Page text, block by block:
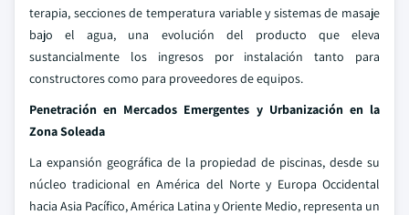
terapia, secciones de temperatura variable y sistemas de masaje
bajo el agua, una evolución del producto que eleva
sustancialmente los ingresos por instalación tanto para
constructores como para proveedores de equipos.
Penetración en Mercados Emergentes y Urbanización en la
Zona Soleada
La expansión geográfica de la propiedad de piscinas, desde su
núcleo tradicional en América del Norte y Europa Occidental
hacia Asia Pacífico, América Latina y Oriente Medio, representa un